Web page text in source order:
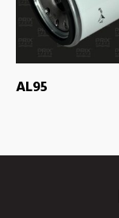
AL95